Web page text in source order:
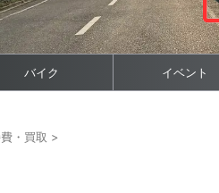
バイク イベント
・買取 >